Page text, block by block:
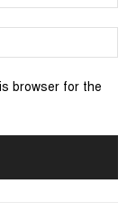
browser for the